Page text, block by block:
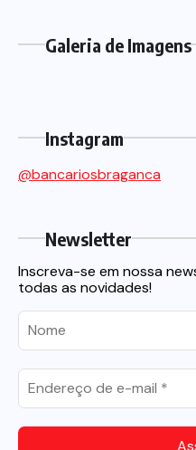
Galeria de Imagens
Instagram
@bancariosbraganca
Newsletter
Inscreva-se em nossa
todas as novidades!